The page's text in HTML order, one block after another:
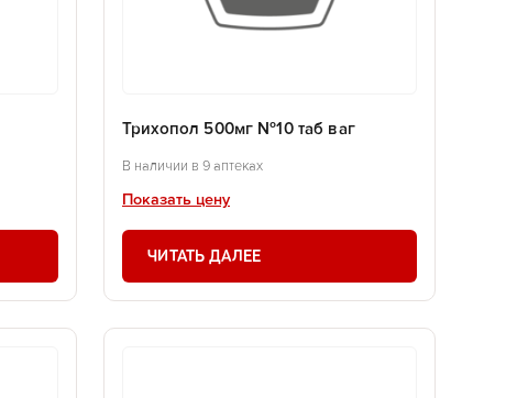
Трихопол 500мг №10 таб ваг
В наличии в 9 аптеках
Показать цену
ЧИТАТЬ ДАЛЕЕ